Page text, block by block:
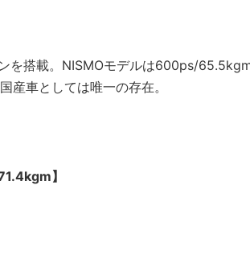
を搭載。NISMOモデルは600ps/
産車としては唯一の存在。
】